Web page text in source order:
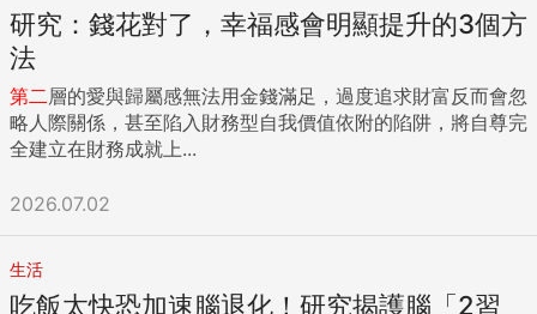
研究：錢花對了，幸福感會明顯提升的3個方
法
第二 層的愛與歸屬感無法用金錢滿足，過度追求財富反而會忽
略人際關係，甚至陷入財務型自我價值依附的陷阱，將自尊完
全建立在財務成就上...
2026.07.02
生活
吃飯太快恐加速腦退化！研究揭護腦「2習